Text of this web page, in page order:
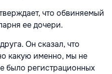
что обвиняемый
ее дочери.
Он сказал, что
какую именно, мы не
было регистрационных